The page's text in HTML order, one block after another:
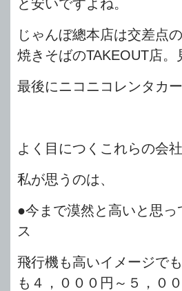
と安いですよね。
じゃんぼ總本店は交差点
焼きそばのTAKEOUT店
最後にニコニコレンタカ
よく目につくこれらの会
私が思うのは、
●今まで漠然と高いと思
ス
飛行機も高いイメージで
も４，０００円～５，０